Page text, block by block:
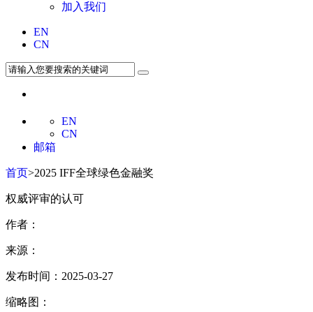
加入我们
EN
CN
EN
CN
邮箱
首页>2025 IFF全球绿色金融奖
权威评审的认可
作者：
来源：
发布时间：2025-03-27
缩略图：